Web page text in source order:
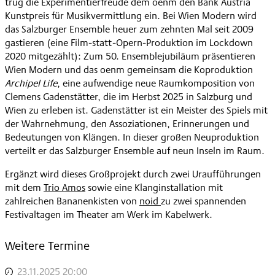
Kunstpreis für Musikvermittlung ein. Bei Wien Modern wird
das Salzburger Ensemble heuer zum zehnten Mal seit 2009
gastieren (eine Film-statt-Opern-Produktion im Lockdown
2020 mitgezählt): Zum 50. Ensemblejubiläum präsentieren
Wien Modern und das oenm gemeinsam die Koproduktion
Archipel Life, eine aufwendige neue Raumkomposition von
Clemens Gadenstätter, die im Herbst 2025 in Salzburg und
Wien zu erleben ist. Gadenstätter ist ein Meister des Spiels mit
der Wahrnehmung, den Assoziationen, Erinnerungen und
Bedeutungen von Klängen. In dieser großen Neuproduktion
verteilt er das Salzburger Ensemble auf neun Inseln im Raum.
Ergänzt wird dieses Großprojekt durch zwei Uraufführungen
mit dem Trio Amossowie eine Klanginstallation mit
zahlreichen Bananenkisten von noid zu zwei spannenden
Festivaltagen im Theater am Werk im Kabelwerk.
Weitere Termine
23.11.2025 20:00